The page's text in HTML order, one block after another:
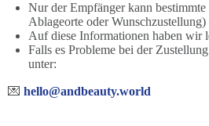
Nur der Empfänger kann
Ablageorte oder
Auf diese Informationen haben wir
Falls es Probleme bei der
unter:
💌 hello@andbeauty.world